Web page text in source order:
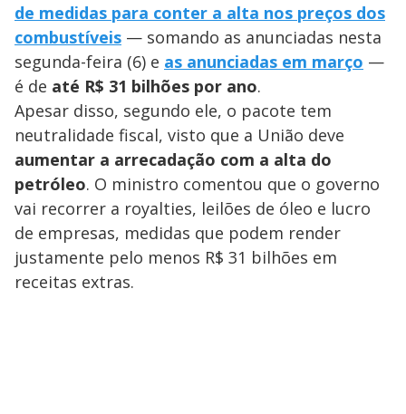
de medidas para conter a alta nos preços dos
combustíveis — somando as anunciadas nesta
segunda-feira (6) e as anunciadas em março —
é de até R$ 31 bilhões por ano.
Apesar disso, segundo ele, o pacote tem
neutralidade fiscal, visto que a União deve
aumentar a arrecadação com a alta do
petróleo. O ministro comentou que o governo
vai recorrer a royalties, leilões de óleo e lucro
de empresas, medidas que podem render
justamente pelo menos R$ 31 bilhões em
receitas extras.